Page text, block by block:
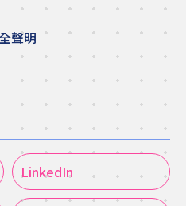
聲明
LinkedIn